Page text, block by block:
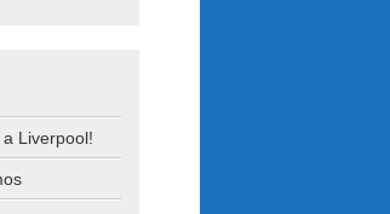
a Liverpool!